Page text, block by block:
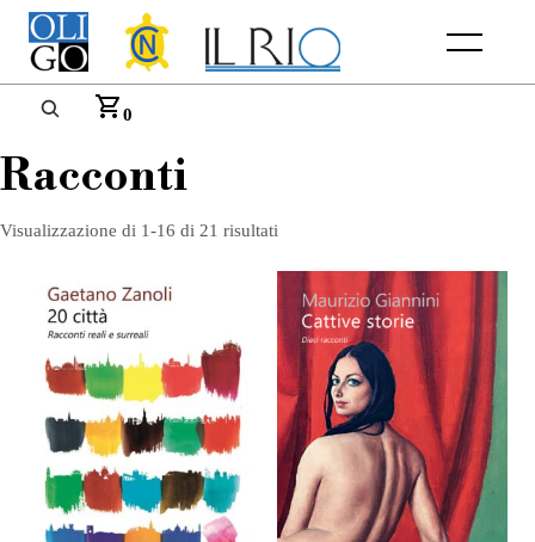
Menu
0
Racconti
Visualizzazione di 1-16 di 21 risultati